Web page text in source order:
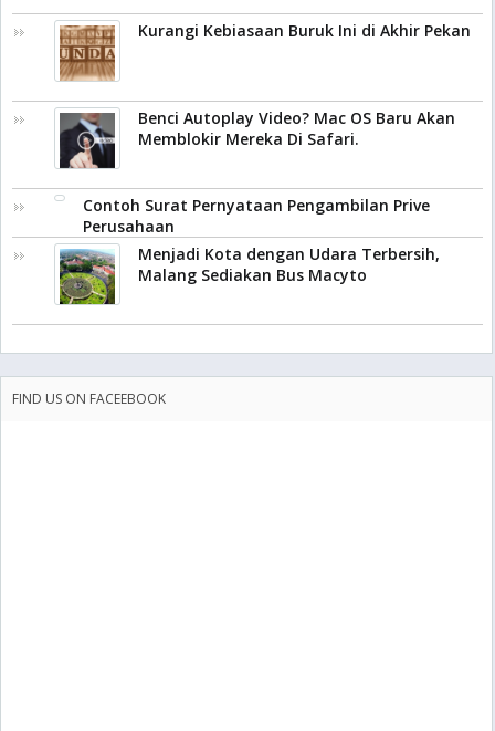
Kurangi Kebiasaan Buruk Ini di Akhir Pekan
Benci Autoplay Video? Mac OS Baru Akan
Memblokir Mereka Di Safari.
Contoh Surat Pernyataan Pengambilan Prive
Perusahaan
Menjadi Kota dengan Udara Terbersih,
Malang Sediakan Bus Macyto
FIND US ON FACEEBOOK